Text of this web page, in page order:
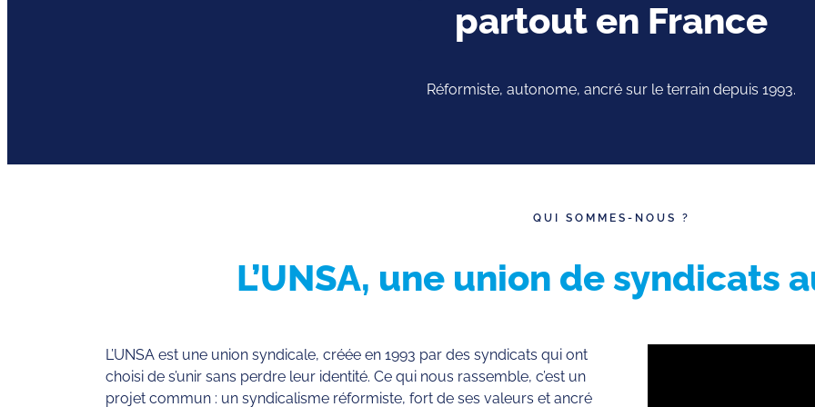
partout en France
Réformiste, autonome, ancré sur le terrain depuis 1993.
QUI SOMMES-NOUS ?
L’UNSA, une union de syndicats
L’UNSA est une union syndicale, créée en 1993 par des syndicats qui ont
choisi de s’unir sans perdre leur identité. Ce qui nous rassemble, c’est un
projet commun : un syndicalisme réformiste, fort de ses valeurs et ancré